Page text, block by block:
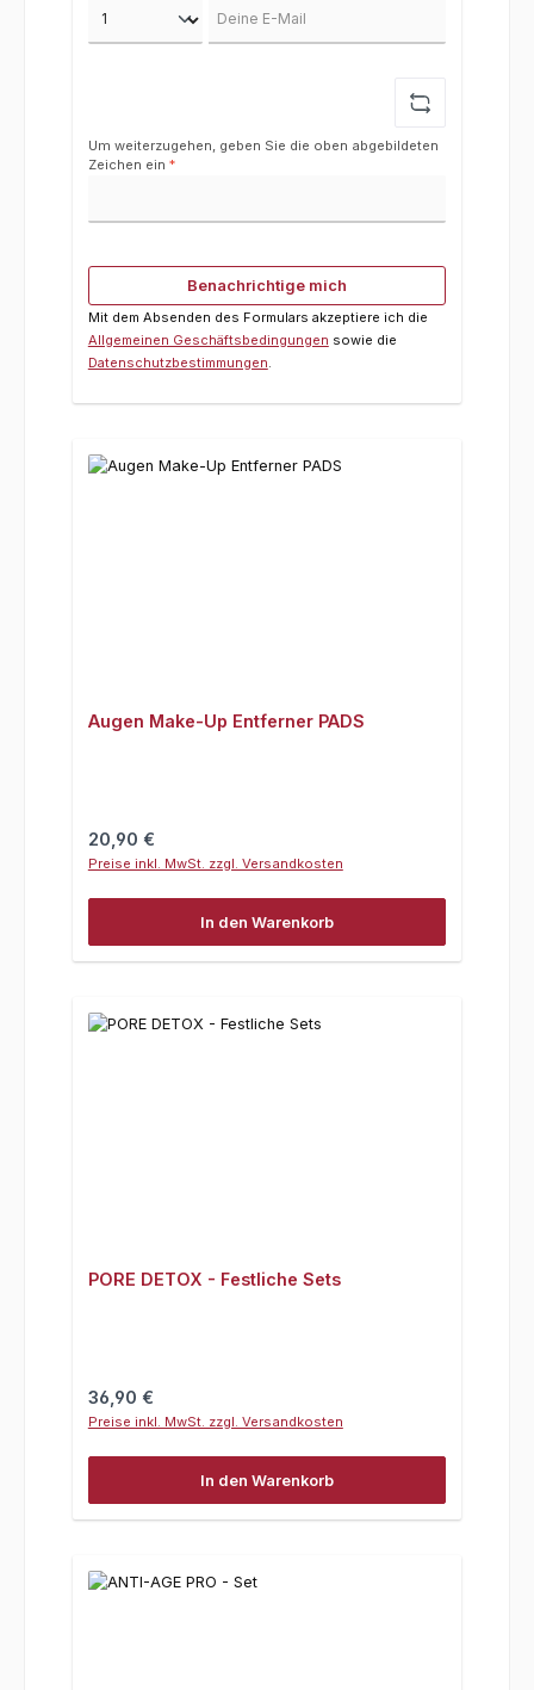
Um weiterzugehen, geben Sie die oben abgebildeten
Zeichen ein *
Benachrichtige mich
Mit dem Absenden des Formulars akzeptiere ich die
Allgemeinen Geschäftsbedingungen sowie die
Datenschutzbestimmungen.
Augen Make-Up Entferner PADS
Regulärer Preis:
20,90 €
Preise inkl. MwSt. zzgl. Versandkosten
In den Warenkorb
PORE DETOX - Festliche Sets
Regulärer Preis:
36,90 €
Preise inkl. MwSt. zzgl. Versandkosten
In den Warenkorb